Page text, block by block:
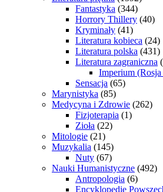
Fantastyka (344)
Horrory Thillery (40)
Kryminały (41)
Literatura kobieca (24)
Literatura polska (431)
Literatura zagraniczna
Imperium
Sensacja (65)
Marynistyka (85)
Medycyna i Zdrowie (262)
Fizjoterapia (1)
Zioła (22)
Mitologie (21)
Muzykalia (145)
Nuty (67)
Nauki Humanistyczne (492)
Antropologia (6)
Encyklopedie